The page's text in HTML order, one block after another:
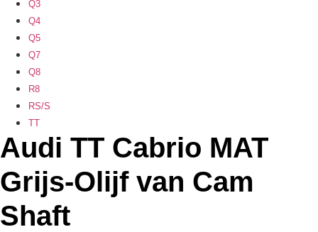
Q3
Q4
Q5
Q7
Q8
R8
RS/S
TT
Audi TT Cabrio MAT
Grijs-Olijf van Cam
Shaft